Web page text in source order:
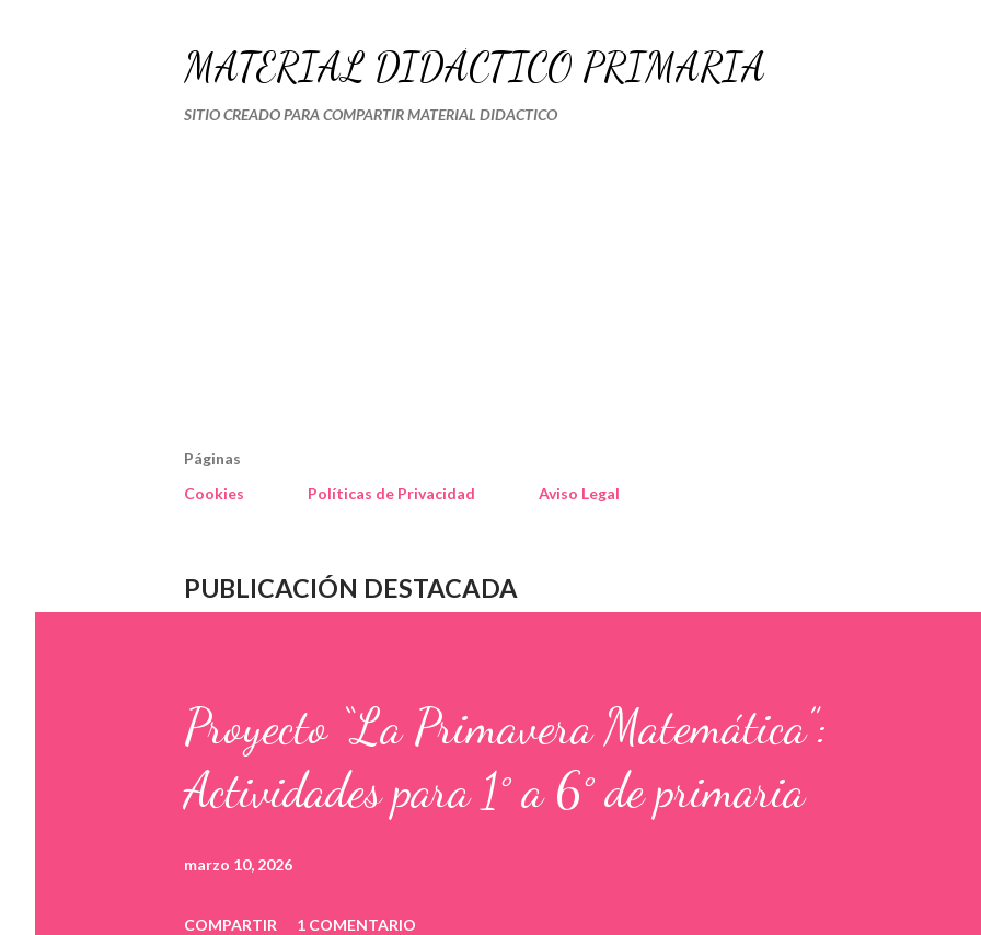
MATERIAL DIDÁCTICO PRIMARIA
SITIO CREADO PARA COMPARTIR MATERIAL DIDACTICO
Páginas
Cookies
Políticas de Privacidad Aviso Legal
PUBLICACIÓN DESTACADA
Proyecto “La Primavera Matemática”:
Actividades para 1° a 6° de primaria
marzo 10, 2026
COMPARTIR 1 COMENTARIO